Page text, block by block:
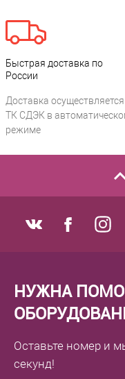
Быстрая доставка по
России
Доставка осуществляется
ТК СДЭК в
режиме
НУЖНА
Оставьте номер и
секунд!